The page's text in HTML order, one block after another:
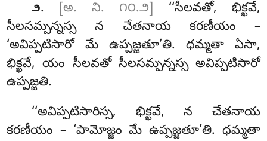
౨. [అ. ని. ౧౦.౨]
‘‘సీలవతో, భిక్ఖవే,
సీలసమ్పన్నస్స న చేతనాయ కరణీయం –
‘అవిప్పటిసారో మే ఉప్పజ్జతూ’తి. ధమ్మతా ఏసా,
భిక్ఖవే, యం సీలవతో సీలసమ్పన్నస్స అవిప్పటిసారో
ఉప్పజ్జతి.
‘‘అవిప్పటిసారిస్స, భిక్ఖవే, న చేతనాయ
కరణీయం – ‘పామోజ్జం మే ఉప్పజ్జతూ’తి. ధమ్మతా